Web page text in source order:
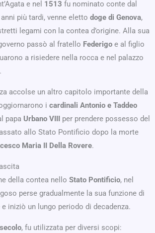
e nel 1513 fu nominato conte dal
anni più tardi, venne eletto doge di Genova,
legami con la contea d’origine. Alla sua
passò al fratello Federigo e al figlio
a risiedere nella rocca e nel palazzo
accolse un altro capitolo importante della
i cardinali Antonio e Taddeo
papa Urbano VIII per prendere possesso del
allo Stato Pontificio dopo la morte
Maria II Della Rovere.
della contea nello Stato Pontificio, nel
perse gradualmente la sua funzione di
iniziò un lungo periodo di decadenza.
, fu utilizzata per diversi scopi: